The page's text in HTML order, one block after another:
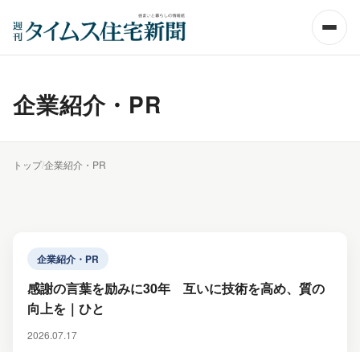
企業紹介・PR
トップ/企業紹介・PR
企業紹介・PR
感謝の言葉を励みに30年 互いに技術を高め、質の
向上を｜ひと
2026.07.17